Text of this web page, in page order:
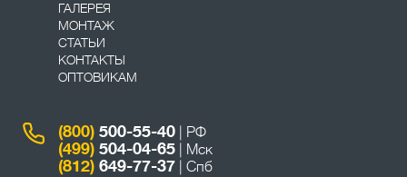
ГАЛЕРЕЯ
МОНТАЖ
СТАТЬИ
КОНТАКТЫ
ОПТОВИКАМ
(800) 500-55-40 | РФ
(499) 504-04-65 | Мск
(812) 649-77-37 | Спб